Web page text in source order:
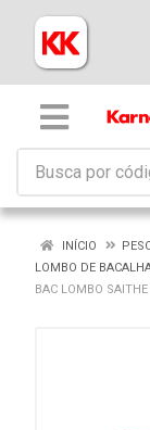
INÍCIO
LOMBO DE
BAC LOMBO